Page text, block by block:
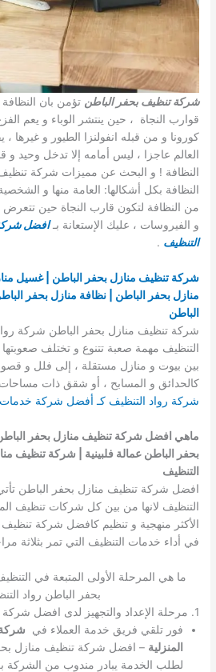
شركة تنظيف بحفر الباطن تؤمن بان
قوارب النجاة ، حين ينتشر الوباء و يعم
كورونا و من قبله انفولنزا الطيور و غيرها
العالم عاجزا ، ليس أمامه إلا تدخل وحيد و
النظافة ! و البحث عن مميزات شركة
النظافة بكل أشكالها: العامة منها و
من النظافة لتكون قارب النجاة حين تتعرض
و الفيروسات ، عليك الإستعانة بـ افضل
التنظيف .
شركة تنظيف منازل بحفر الباطن | غسيل
منازل بحفر الباطن | نظافة منازل بحفر
الباطن
شركة تنظيف منازل بحفر الباطن شركة
التنظيف مهمة صعبة تتنوع و تختلف
بين بيوت و منازل مستقلة ، إلى فلل و
كالحدائق و المسابح ، أو شقق ذات مساحات
شركة رواد التنظيف كـ أفضل شركة خدمات
ماهي افضل شركة تنظيف منازل بحفر
بحفر الباطن عمالة فلبينية | شركة تنظيف
التنظيف
افضل شركة تنظيف منازل بحفر الباطن
التنظيف لانها من بين كل شركات تنظيف
الأكثر منهجية و تنظيم كافضل شركة تنظيف
في أداء خدمات التنظيف التي تمر بثلاثة
ما هي المرحلة الأولى المتبعة في
بحفر الباطن رواد
1. مرحلة الإعداد والتجهيز لدى افضل شركة نظافة في حفر الباطن
فور تلقي فريق خدمة العملاء في شركة
المنزلية – افضل شركة تنظيف منازل
لطلب الخدمة يبادر مندوب من الشركة